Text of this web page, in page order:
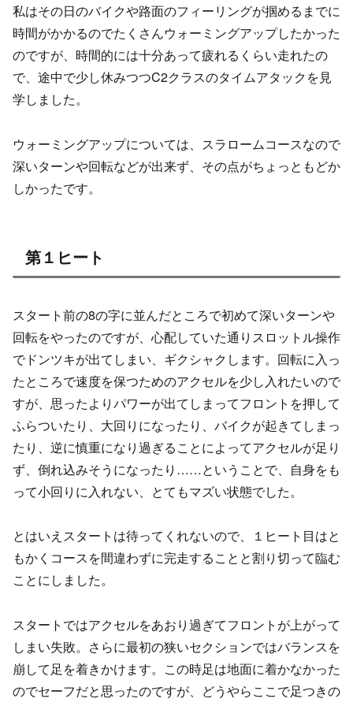
私はその日のバイクや路面のフィーリングが掴めるまでに
時間がかかるのでたくさんウォーミングアップしたかった
のですが、時間的には十分あって疲れるくらい走れたの
で、途中で少し休みつつC2クラスのタイムアタックを見
学しました。
ウォーミングアップについては、スラロームコースなので
深いターンや回転などが出来ず、その点がちょっともどか
しかったです。
第１ヒート
スタート前の8の字に並んだところで初めて深いターンや
回転をやったのですが、心配していた通りスロットル操作
でドンツキが出てしまい、ギクシャクします。回転に入っ
たところで速度を保つためのアクセルを少し入れたいので
すが、思ったよりパワーが出てしまってフロントを押して
ふらついたり、大回りになったり、バイクが起きてしまっ
たり、逆に慎重になり過ぎることによってアクセルが足り
ず、倒れ込みそうになったり……ということで、自身をも
って小回りに入れない、とてもマズい状態でした。
とはいえスタートは待ってくれないので、１ヒート目はと
もかくコースを間違わずに完走することと割り切って臨む
ことにしました。
スタートではアクセルをあおり過ぎてフロントが上がって
しまい失敗。さらに最初の狭いセクションではバランスを
崩して足を着きかけます。この時足は地面に着かなかった
のでセーフだと思ったのですが、どうやらここで足つきの